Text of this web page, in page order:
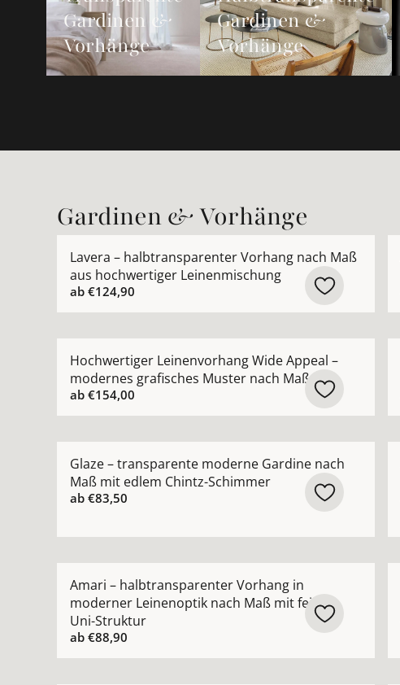
Gardinen &
Vorhänge
Gardinen &
Vorhänge
Gardinen & Vorhänge
Lavera – halbtransparenter Vorhang nach Maß
aus hochwertiger Leinenmischung
ab €124,90
Hochwertiger Leinenvorhang Wide Appeal –
modernes grafisches Muster nach Maß
ab €154,00
Glaze – transparente moderne Gardine nach
Maß mit edlem Chintz-Schimmer
ab €83,50
Amari – halbtransparenter Vorhang in
moderner Leinenoptik nach Maß mit feiner
Uni-Struktur
ab €88,90